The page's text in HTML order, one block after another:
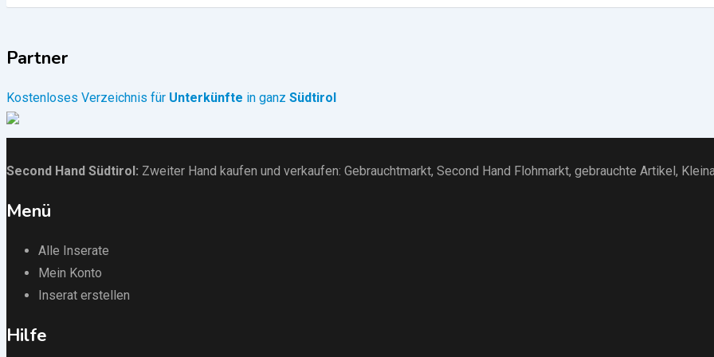
Partner
Kostenloses Verzeichnis für Unterkünfte in ganz Südtirol
Second Hand Südtirol : Zweiter Hand kaufen und verkaufen: Gebrauchtmarkt, Second Hand Flohmarkt, gebrauchte Artikel ,
Menü
Alle Inserate
Mein Konto
Inserat erstellen
Hilfe